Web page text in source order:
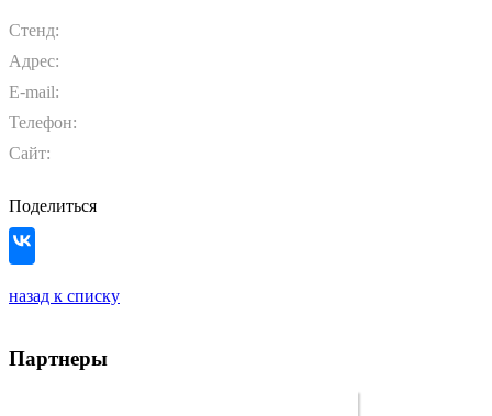
Стенд:
Адрес:
E-mail:
Телефон:
Сайт:
Поделиться
назад к списку
Партнеры